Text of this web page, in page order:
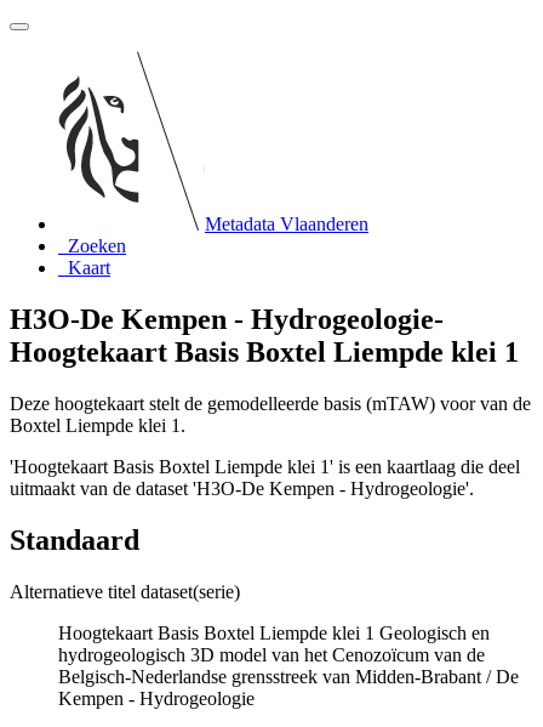
Metadata Vlaanderen
Zoeken
Kaart
H3O-De Kempen - Hydrogeologie-
Hoogtekaart Basis Boxtel Liempde klei 1
Deze hoogtekaart stelt de gemodelleerde basis (mTAW) voor van de
Boxtel Liempde klei 1.
'Hoogtekaart Basis Boxtel Liempde klei 1' is een kaartlaag die deel
uitmaakt van de dataset 'H3O-De Kempen - Hydrogeologie'.
Standaard
Alternatieve titel dataset(serie)
Hoogtekaart Basis Boxtel Liempde klei 1 Geologisch en
hydrogeologisch 3D model van het Cenozoïcum van de
Belgisch-Nederlandse grensstreek van Midden-Brabant / De
Kempen - Hydrogeologie